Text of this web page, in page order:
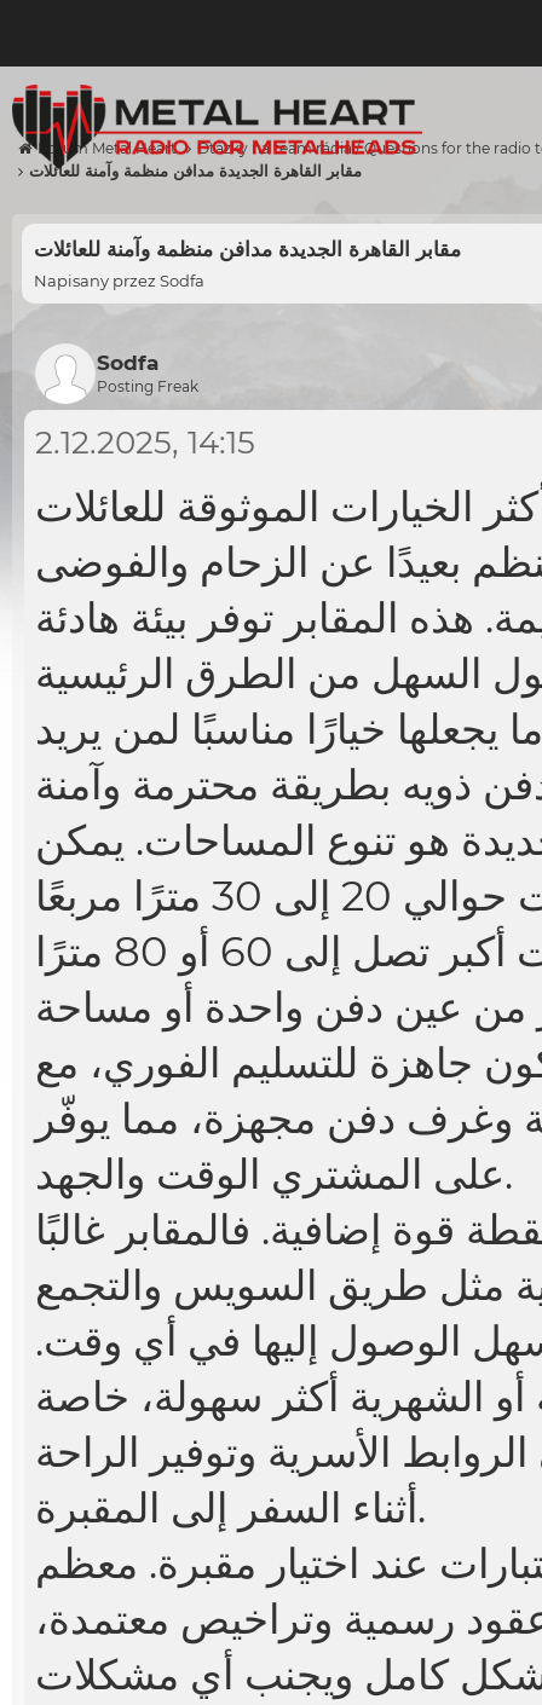
Forum Metal Heart Otázky na team rádia / Questions for the radio
مقابر القاهرة الجديدة مدافن منظمة وآمنة للعائلات
مقابر القاهرة الجديدة مدافن منظمة وآمنة للعائلات
Napisany przez Sodfa
Sodfa
Posting Freak
2.12.2025, 14:15
الخيارات الموثوقة للعائلات
بعيدًا عن الزحام والفوضى
هذه المقابر توفر بيئة هادئة
السهل من الطرق الرئيسية
يجعلها خيارًا مناسبًا لمن يريد
هو تنوع المساحات. يمكن
العثور على مدافن صغيرة بمساحات حوالي 20 إلى 30 مترًا مربعًا
للأسر الصغيرة، بينما تتوفر مساحات أكبر تصل إلى 60 أو 80 مترًا
من عين دفن واحدة أو مساحة
جاهزة للتسليم الفوري، مع
وغرف دفن مجهزة، مما يوفّر
على المشتري الوقت والجهد.
قوة إضافية. فالمقابر غالبًا
مثل طريق السويس والتجمع
الوصول إليها في أي وقت.
أو الشهرية أكثر سهولة، خاصة
الأسرية وتوفير الراحة
أثناء السفر إلى المقبرة.
عند اختيار مقبرة. معظم
رسمية وتراخيص معتمدة،
كامل ويجنب أي مشكلات